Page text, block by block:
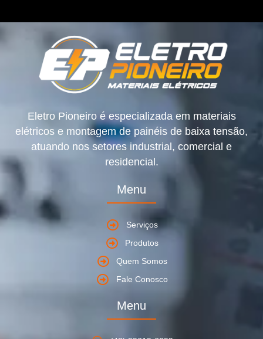
Eletro Pioneiro é especializada em materiais
elétricos e montagem de painéis de baixa tensão,
atuando nos setores industrial, comercial e
residencial.
Menu
Serviços
Produtos
Quem Somos
Fale Conosco
Menu